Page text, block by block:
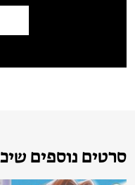
סרטים נוספים